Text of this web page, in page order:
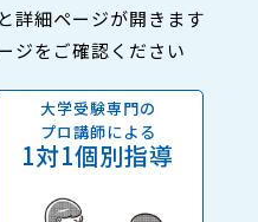
詳細ページが開きます
ジをご確認ください
大学受験専門の
プロ講師による
1対1個別指導